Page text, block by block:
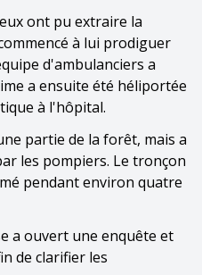
ont pu extraire la
à lui prodiguer
d'ambulanciers a
a ensuite été héliportée
à l'hôpital.
partie de la forêt, mais a
les pompiers. Le tronçon
pendant environ quatre
a ouvert une enquête et
de clarifier les